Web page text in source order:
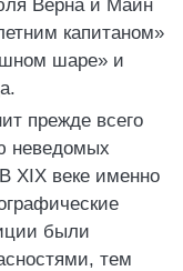
Верна и Майн
капитаном»
шаре» и
прежде всего
неведомых
XIX веке именно
были
тем